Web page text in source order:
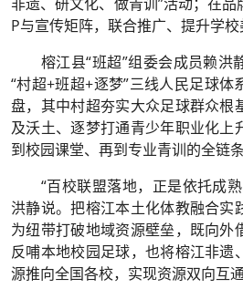
P与宣传矩阵，联合推广、提升学校
榕江县“班超”组委会成员赖洪
“村超+班超+逐梦”三线人民足球
盘，其中村超夯实大众足球群众根
及沃土、逐梦打通青少年职业化上
到校园课堂、再到专业青训的全链
“百校联盟落地，正是依托成熟
洪静说。把榕江本土化体教融合实
为纽带打破地域资源壁垒，既向外
反哺本地校园足球，也将榕江非遗
源推向全国各校，实现资源双向互